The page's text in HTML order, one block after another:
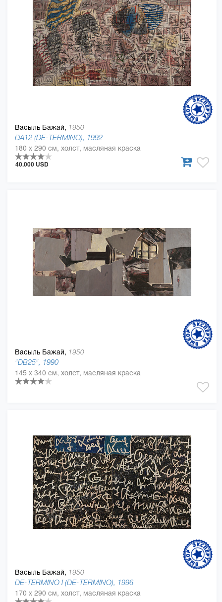
Васыль Бажай, 1950
DA12 (DE-TERMINO), 1992
180 x 290 см, холст, масляная краска
40.000 USD
Васыль Бажай, 1950
"DB25", 1990
145 x 340 см, холст, масляная краска
Васыль Бажай, 1950
DE-TERMINO I (DE-TERMINO), 1996
170 x 290 см, холст, масляная краска